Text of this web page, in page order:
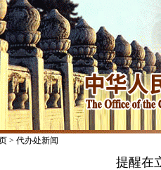
> 代办处新闻
提醒在